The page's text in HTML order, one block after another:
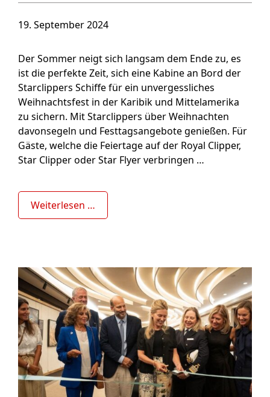
19. September 2024
Der Sommer neigt sich langsam dem Ende zu, es
ist die perfekte Zeit, sich eine Kabine an Bord der
Starclippers Schiffe für ein unvergessliches
Weihnachtsfest in der Karibik und Mittelamerika
zu sichern. Mit Starclippers über Weihnachten
davonsegeln und Festtagsangebote genießen. Für
Gäste, welche die Feiertage auf der Royal Clipper,
Star Clipper oder Star Flyer verbringen …
Weiterlesen …